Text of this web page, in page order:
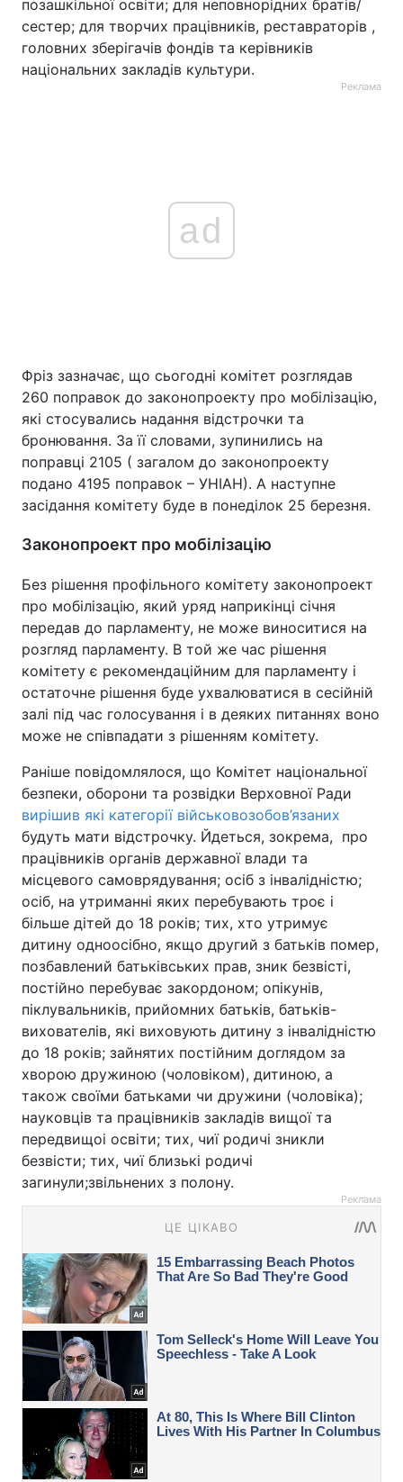
позашкільної освіти; для неповнорідних братів/
сестер; для творчих працівників, реставраторів ,
головних зберігачів фондів та керівників
національних закладів культури.
Реклама
ad
Фріз зазначає, що сьогодні комітет розглядав
260 поправок до законопроекту про мобілізацію,
які стосувались надання відстрочки та
бронювання. За її словами, зупинились на
поправці 2105 ( загалом до законопроекту
подано 4195 поправок – УНІАН). А наступне
засідання комітету буде в понеділок 25 березня.
Законопроект про мобілізацію
Без рішення профільного комітету законопроект
про мобілізацію, який уряд наприкінці січня
передав до парламенту, не може виноситися на
розгляд парламенту. В той же час рішення
комітету є рекомендаційним для парламенту і
остаточне рішення буде ухвалюватися в сесійній
залі під час голосування і в деяких питаннях воно
може не співпадати з рішенням комітету.
Раніше повідомлялося, що Комітет національної
безпеки, оборони та розвідки Верховної Ради
вирішив які категорії військовозобов’язаних
будуть мати відстрочку. Йдеться, зокрема, про
працівників органів державної влади та
місцевого самоврядування; осіб з інвалідністю;
осіб, на утриманні яких перебувають троє і
більше дітей до 18 років; тих, хто утримує
дитину одноосібно, якщо другий з батьків помер,
позбавлений батьківських прав, зник безвісті,
постійно перебуває закордоном; опікунів,
піклувальників, прийомних батьків, батьків-
вихователів, які виховують дитину з інвалідністю
до 18 років; зайнятих постійним доглядом за
хворою дружиною (чоловіком), дитиною, а
також своїми батьками чи дружини (чоловіка);
науковців та працівників закладів вищої та
передвищоі освіти; тих, чиї родичі зникли
безвісти; тих, чиї близькі родичі
загинули;звільнених з полону.
Реклама